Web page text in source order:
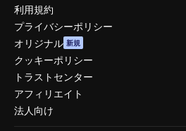
利用規約
プライバシーポリシー
オリジナル 新規
クッキーポリシー
トラストセンター
アフィリエイト
法人向け